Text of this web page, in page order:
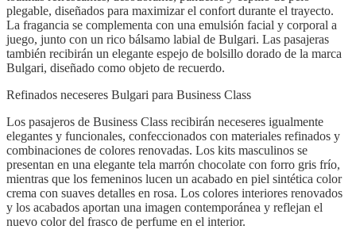
plegable, diseñados para maximizar el confort durante el trayecto.
La fragancia se complementa con una emulsión facial y corporal a
juego, junto con un rico bálsamo labial de Bulgari. Las pasajeras
también recibirán un elegante espejo de bolsillo dorado de la marca
Bulgari, diseñado como objeto de recuerdo.
Refinados neceseres Bulgari para Business Class
Los pasajeros de Business Class recibirán neceseres igualmente
elegantes y funcionales, confeccionados con materiales refinados y
combinaciones de colores renovadas. Los kits masculinos se
presentan en una elegante tela marrón chocolate con forro gris frío,
mientras que los femeninos lucen un acabado en piel sintética color
crema con suaves detalles en rosa. Los colores interiores renovados
y los acabados aportan una imagen contemporánea y reflejan el
nuevo color del frasco de perfume en el interior.